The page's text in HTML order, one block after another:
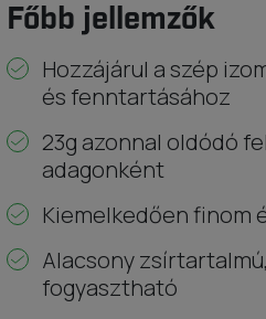
Főbb jellemzők
Hozzájárul a szép
és fenntartásához
23g azonnal oldódó
adagonként
Kiemelkedően finom
Alacsony
fogyasztható